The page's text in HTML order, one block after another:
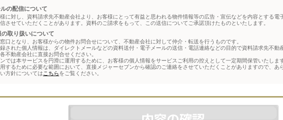
の配信について
に対し、資料請求先不動産会社より、お客様にとって有益と思われる物件情報等の広告・宣伝などを内容とする電
させていただくことがあります。資料のご請求をもって、この送信についてご承諾頂けたものといたします。
取り扱いについて
口となり、お客様からの物件お問合せについて、不動産会社に対して仲介・転送を行うものです。
された個人情報は、ダイレクトメールなどの資料送付・電子メールの送信・電話連絡などの目的で資料請求先不
不動産会社に直接お問合せください。
では本サービスを円滑に運用するために、お客様の個人情報をサービスご利用の控えとして一定期間保管いたし
するために必要な範囲において、直接メジャーセブンから確認のご連絡をさせていただくことがありますので、あ
方針についてはこちらをご覧ください。